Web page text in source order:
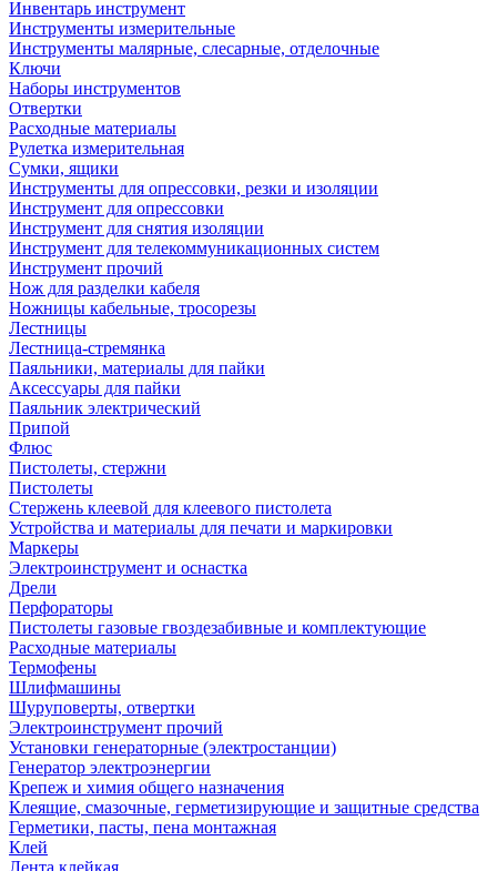
Инвентарь инструмент
Инструменты измерительные
Инструменты малярные, слесарные, отделочные
Ключи
Наборы инструментов
Отвертки
Расходные материалы
Рулетка измерительная
Сумки, ящики
Инструменты для опрессовки, резки и изоляции
Инструмент для опрессовки
Инструмент для снятия изоляции
Инструмент для телекоммуникационных систем
Инструмент прочий
Нож для разделки кабеля
Ножницы кабельные, тросорезы
Лестницы
Лестница-стремянка
Паяльники, материалы для пайки
Аксессуары для пайки
Паяльник электрический
Припой
Флюс
Пистолеты, стержни
Пистолеты
Стержень клеевой для клеевого пистолета
Устройства и материалы для печати и маркировки
Маркеры
Электроинструмент и оснастка
Дрели
Перфораторы
Пистолеты газовые гвоздезабивные и комплектующие
Расходные материалы
Термофены
Шлифмашины
Шуруповерты, отвертки
Электроинструмент прочий
Установки генераторные (электростанции)
Генератор электроэнергии
Крепеж и химия общего назначения
Клеящие, смазочные, герметизирующие и защитные средства
Герметики, пасты, пена монтажная
Клей
Лента клейкая